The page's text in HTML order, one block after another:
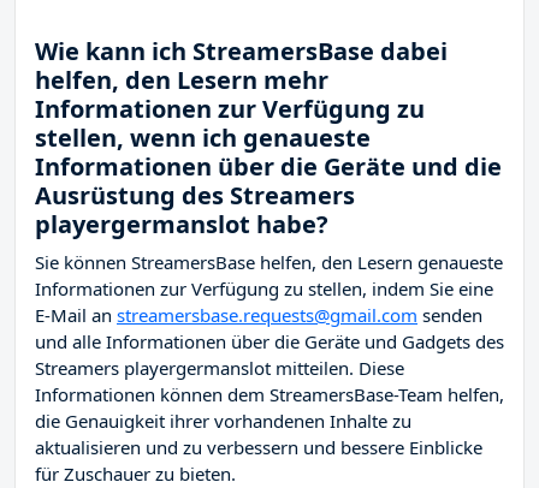
Wie kann ich StreamersBase dabei
helfen, den Lesern mehr
Informationen zur Verfügung zu
stellen, wenn ich genaueste
Informationen über die Geräte und die
Ausrüstung des Streamers
playergermanslot habe?
Sie können StreamersBase helfen, den Lesern genaueste
Informationen zur Verfügung zu stellen, indem Sie eine
E-Mail an streamersbase.requests@gmail.com senden
und alle Informationen über die Geräte und Gadgets des
Streamers playergermanslot mitteilen. Diese
Informationen können dem StreamersBase-Team helfen,
die Genauigkeit ihrer vorhandenen Inhalte zu
aktualisieren und zu verbessern und bessere Einblicke
für Zuschauer zu bieten.